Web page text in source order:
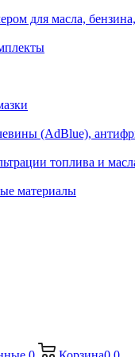
для масла,
(AdBlue),
топлива и
материалы